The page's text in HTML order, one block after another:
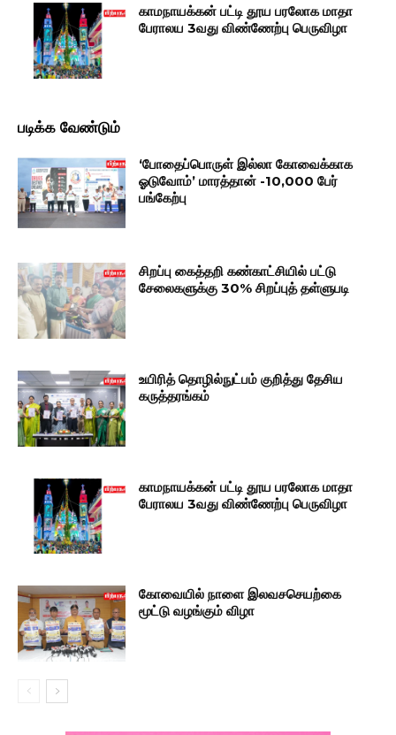
காமநாயக்கன் பட்டி தூய பரலோக மாதா
பேராலய 3வது விண்ணேற்பு பெருவிழா
படிக்க வேண்டும்
‘போதைப்பொருள் இல்லா கோவைக்காக
ஓடுவோம்’ மாரத்தான் -10,000 பேர்
பங்கேற்பு
சிறப்பு கைத்தறி கண்காட்சியில் பட்டு
சேலைகளுக்கு 30% சிறப்புத் தள்ளுபடி
உயிரித் தொழில்நுட்பம் குறித்து தேசிய
கருத்தரங்கம்
காமநாயக்கன் பட்டி தூய பரலோக மாதா
பேராலய 3வது விண்ணேற்பு பெருவிழா
கோவையில் நாளை இலவசசெயற்கை
மூட்டு வழங்கும் விழா